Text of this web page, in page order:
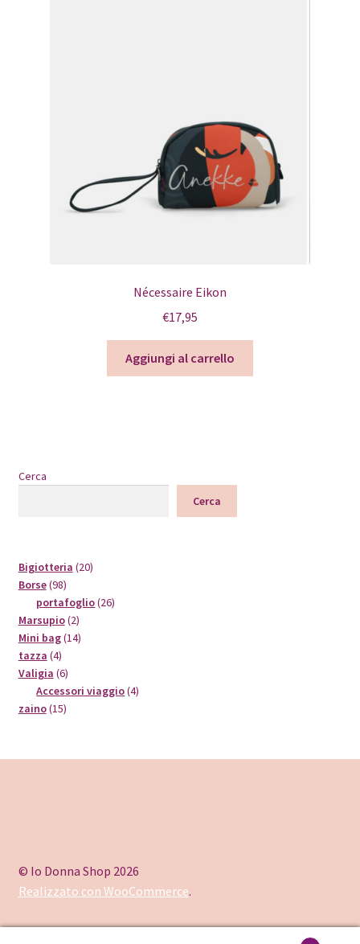
Nécessaire Eikon
€17,95
Aggiungi al carrello
Cerca
Cerca
Bigiotteria 2020
Borse 9898
prodotti
portafoglio 2626
Marsupio 22
prodotti
Mini bag 1414
tazza 44
prodotti
Valigia 66
prodotti
Accessori viaggio 44
zaino 1515
© Io Donna Shop 2026
Realizzato con WooCommerce.